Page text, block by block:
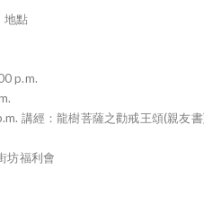
地點
p.m.
講經：龍樹菩薩之勸戒王頌(親友書
坊福利會